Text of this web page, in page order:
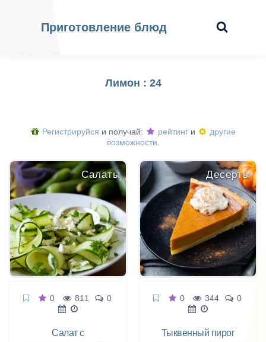
Приготовление блюд
Лимон : 24
Регистрируйся и получай: рейтинг и
другие
возможности.
Салаты
0 811 0
Салат с
Десерты
0 344 0
Тыквенный пирог